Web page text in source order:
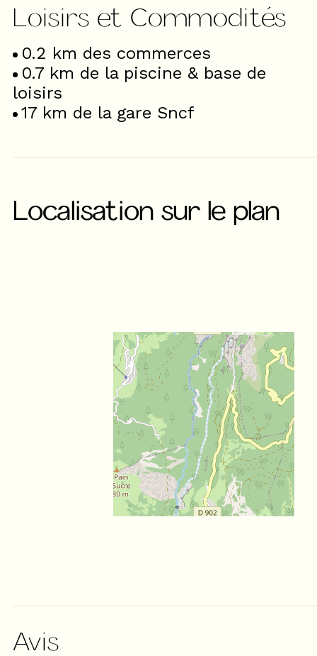
Loisirs et Commodités
0.2 km des commerces
0.7 km de la piscine & base de
loisirs
17 km de la gare Sncf
Localisation sur le plan
Avis